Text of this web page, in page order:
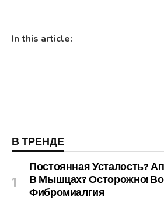
In this article:
В ТРЕНДЕ
Постоянная Усталость?
В Мышцах? Осторожно!
Фибромиалгия